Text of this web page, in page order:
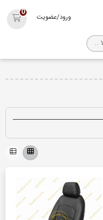
ورود/عضویت
0